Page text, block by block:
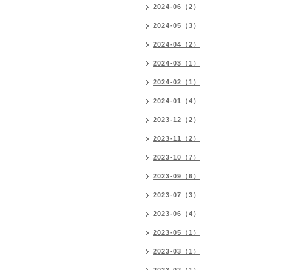
2024-06（2）
2024-05（3）
2024-04（2）
2024-03（1）
2024-02（1）
2024-01（4）
2023-12（2）
2023-11（2）
2023-10（7）
2023-09（6）
2023-07（3）
2023-06（4）
2023-05（1）
2023-03（1）